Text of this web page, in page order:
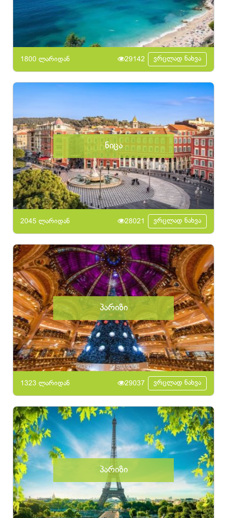
1800 ლარიდან 29142 ვრცლად ნახვა
ნიცა
2045 ლარიდან 28021 ვრცლად ნახვა
პარიზი
1323 ლარიდან 29037 ვრცლად ნახვა
პარიზი